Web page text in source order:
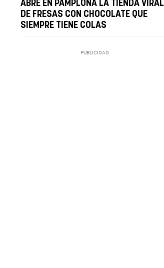
ABRE EN PAMPLONA LA TIENDA VIRAL
DE FRESAS CON CHOCOLATE QUE
SIEMPRE TIENE COLAS